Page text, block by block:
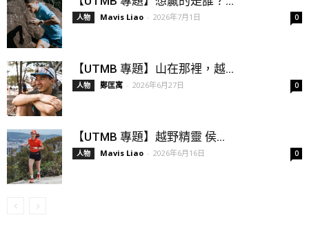
人物 Mavis Liao - 2026年7月1日 0
【UTMB 專題】山在那裡，越...
人物 鄭匡寓 - 2026年6月27日 0
【UTMB 專題】越野精靈 侯...
人物 Mavis Liao - 2026年6月16日 0